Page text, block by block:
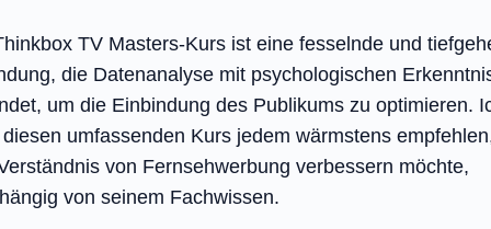
TV Masters-Kurs ist eine fesselnde und
die Datenanalyse mit psychologischen
um die Einbindung des Publikums zu optimieren.
umfassenden Kurs jedem wärmstens
von Fernsehwerbung verbessern möchte,
von seinem Fachwissen.